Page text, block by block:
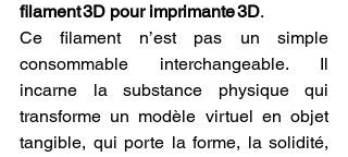
filament 3D pour imprimante 3D.
Ce filament n’est pas un simple
consommable interchangeable. Il
incarne la substance physique qui
transforme un modèle virtuel en objet
tangible, qui porte la forme, la solidité,